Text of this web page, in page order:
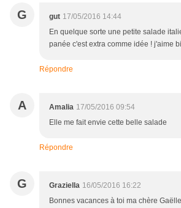
G gut 17/05/2016 14:44
En quelque sorte une petite salade
panée c'est extra comme idée ! j'aime
Répondre
A Amalia 17/05/2016 09:54
Elle me fait envie cette belle salade
Répondre
G Graziella 16/05/2016 16:22
Bonnes vacances à toi ma chère